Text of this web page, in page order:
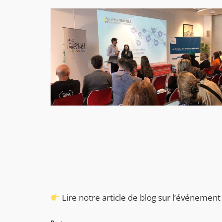
Lire notre article de blog sur